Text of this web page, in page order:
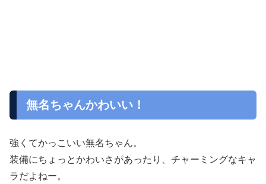
無名ちゃんかわいい！
強くてかっこいい無名ちゃん。
装備にちょっとかわいさがあったり、チャーミングなキャ
ラだよねー。